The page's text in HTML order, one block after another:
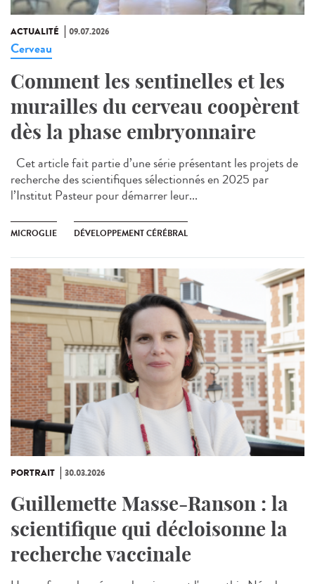
ACTUALITÉ 09.07.2026
Cerveau
Comment les sentinelles et les
murailles du cerveau coopèrent
dès la phase embryonnaire
Cet article fait partie d’une série présentant les projets de
recherche des scientifiques sélectionnés en 2025 par
l’Institut Pasteur pour démarrer leur...
MICROGLIE DÉVELOPPEMENT CÉRÉBRAL
PORTRAIT 30.03.2026
Guillemette Masse-Ranson : la
scientifique qui décloisonne la
recherche vaccinale